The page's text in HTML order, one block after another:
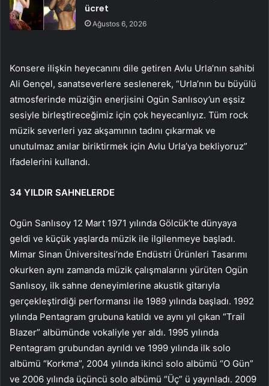
ücret
Ağustos 6, 2026
Konsere ilişkin heyecanını dile getiren Avlu Urla’nın sahibi
Ali Gençel, sanatseverlere seslenerek, “Urla’nın bu büyülü
atmosferinde müziğin enerjisini Ogün Sanlısoy’un eşsiz
sesiyle birleştireceğimiz için çok heyecanlıyız. Tüm rock
müzik severleri yaz akşamının tadını çıkarmak ve
unutulmaz anılar biriktirmek için Avlu Urla’ya bekliyoruz”
ifadelerini kullandı.
34 YILDIR SAHNELERDE
Ogün Sanlısoy 12 Mart 1971 yılında Gölcük’te dünyaya
geldi ve küçük yaşlarda müzik ile ilgilenmeye başladı.
Mimar Sinan Üniversitesi’nde Endüstri Ürünleri Tasarımı
okurken aynı zamanda müzik çalışmalarını yürüten Ogün
Sanlısoy, ilk sahne deneyimlerine akustik gitarıyla
gerçekleştirdiği performansı ile 1989 yılında başladı. 1992
yılında Pentagram grubuna katıldı ve aynı yıl çıkan “Trail
Blazer” albümünde vokaliyle yer aldı. 1995 yılında
Pentagram grubundan ayrıldı ve 1999 yılında ilk solo
albümü “Korkma”, 2004 yılında ikinci solo albümü “O Gün”
ve 2006 yılında üçüncü solo albümü “Üç” ü yayınladı. 2009